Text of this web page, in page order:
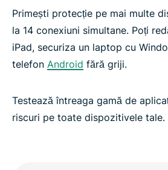
Primești protecție pe mai multe
la 14 conexiuni simultane. Poți
iPad, securiza un laptop cu
telefon Android fără griji.
Testează întreaga gamă de
riscuri pe toate dispozitivele tale.